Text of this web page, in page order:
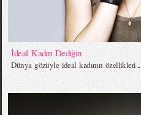
İdeal Kadın Dediğin
Dünya gözüyle ideal kadının özellikleri...